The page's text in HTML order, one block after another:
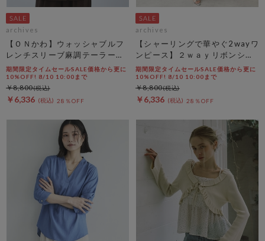
archives
【ＯＮかわ】ウォッシャブルフ
レンチスリーブ麻調テーラード
ＪＫ
期間限定タイムセールSALE価格から更に
10%OFF! 8/10 10:00まで
￥6,336 28％OFF
￥8,800
archives
【シャーリングで華やぐ2wayワ
ンピース】２ｗａｙリボンシャ
ーリングノースリワンピース
期間限定タイムセールSALE価格から更に
10%OFF! 8/10 10:00まで
￥6,336 28％OFF
￥8,800